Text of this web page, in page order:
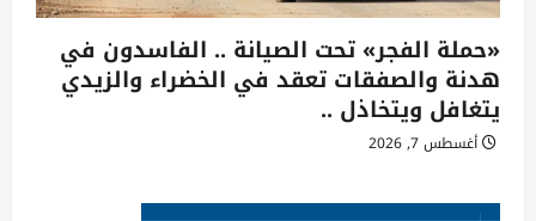
«حملة الفجر» تحت الصيانة .. الفاسدون في
هدنة والصفقات تعقد في الخضراء والزيدي
يتغافل ويتخاذل ..
أغسطس 7, 2026